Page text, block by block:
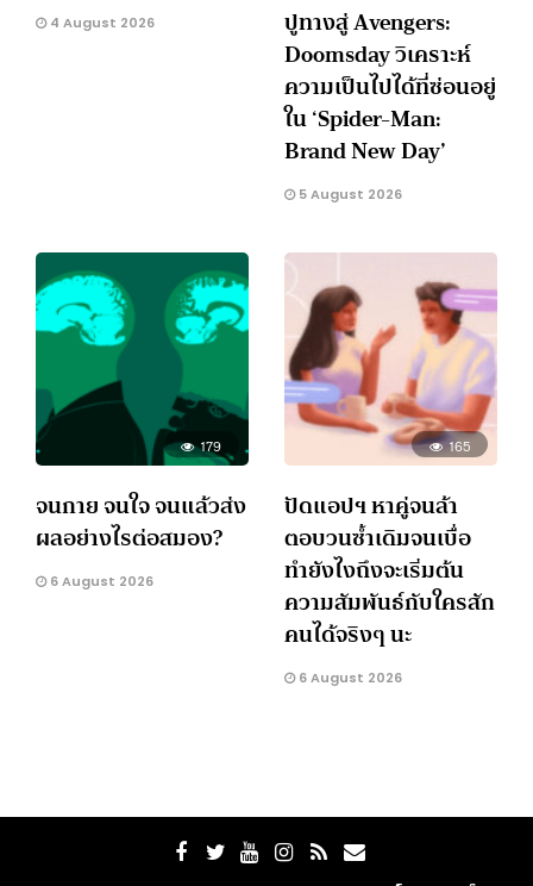
4 August 2026
ปูทางสู่ Avengers:
Doomsday วิเคราะห์
ความเป็นไปได้ที่ซ่อนอยู่
ใน ‘Spider-Man:
Brand New Day’
5 August 2026
179
จนกาย จนใจ จนแล้วส่ง
ผลอย่างไรต่อสมอง?
6 August 2026
165
ปัดแอปฯ หาคู่จนล้า
ตอบวนซ้ำเดิมจนเบื่อ
ทำยังไงถึงจะเริ่มต้น
ความสัมพันธ์กับใครสัก
คนได้จริงๆ นะ
6 August 2026